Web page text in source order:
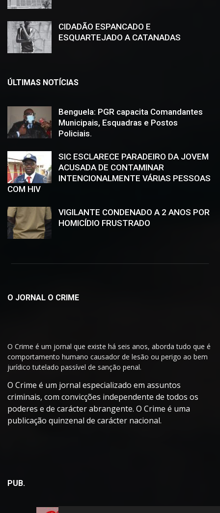
CIDADÃO ESPANCADO E
ESQUARTEJADO A CATANADAS
ÚLTIMAS NOTÍCIAS
Benguela: PGR capacita Comandantes
Municipais, Esquadras e Postos
Policiais.
SIC ESCLARECE PARADEIRO DA JOVEM
ACUSADA DE CONTAMINAR
INTENCIONALMENTE VÁRIAS PESSOAS
COM HIV
VIGILANTE CONDENADO A 2 ANOS POR
HOMICÍDIO FRUSTRADO
O JORNAL O CRIME
O Crime é um jornal que existe há seis anos, aborda tudo que é
comportamento humano causador de lesão ou perigo ao bem
jurídico tutelado passível de sanção penal.
O Crime é um jornal especializado em assuntos
criminais, com convicções independente de todos os
poderes e de carácter abrangente. O Crime é uma
publicação quinzenal de carácter nacional.
PUB.